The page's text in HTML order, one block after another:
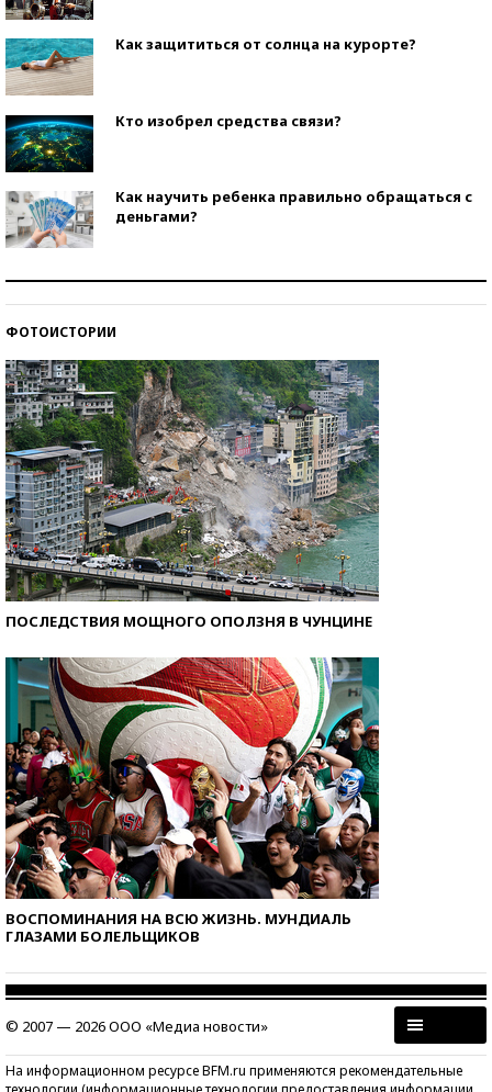
Как защититься от солнца на курорте?
Кто изобрел средства связи?
Как научить ребенка правильно обращаться с
деньгами?
ФОТОИСТОРИИ
ПОСЛЕДСТВИЯ МОЩНОГО ОПОЛЗНЯ В ЧУНЦИНЕ
ВОСПОМИНАНИЯ НА ВСЮ ЖИЗНЬ. МУНДИАЛЬ
ГЛАЗАМИ БОЛЕЛЬЩИКОВ
© 2007 — 2026 ООО «Медиа новости»
На информационном ресурсе BFM.ru применяются рекомендательные